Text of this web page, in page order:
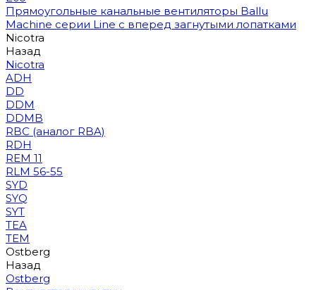
Прямоугольные канальные вентиляторы Ballu
Machine серии Line с вперед загнутыми лопатками
Nicotra
Назад
Nicotra
ADH
DD
DDM
DDMB
RBC (аналог RBA)
RDH
REM 11
RLM 56-55
SYD
SYQ
SYT
TEA
TEM
Ostberg
Назад
Ostberg